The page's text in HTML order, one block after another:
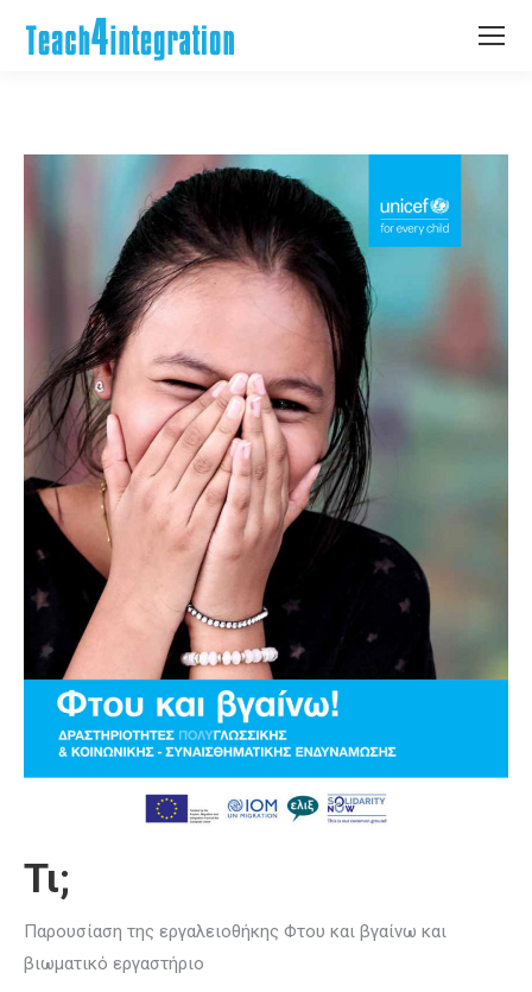
Τι;
Παρουσίαση της εργαλειοθήκης Φτου και βγαίνω και
βιωματικό εργαστήριο